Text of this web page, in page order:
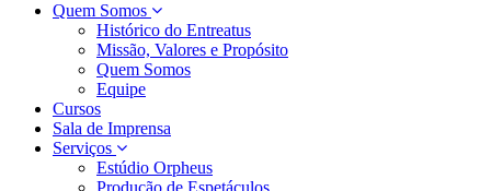
Quem Somos
Histórico do Entreatus
Missão, Valores e Propósito
Quem Somos
Equipe
Cursos
Sala de Imprensa
Serviços
Estúdio Orpheus
Produção de Espetáculos